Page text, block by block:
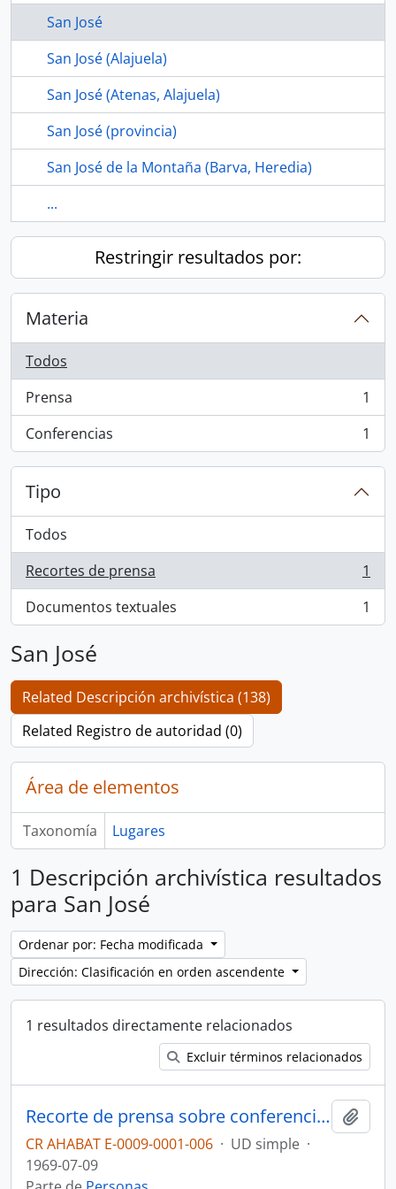
San José
San José (Alajuela)
San José (Atenas, Alajuela)
San José (provincia)
San José de la Montaña (Barva, Heredia)
...
Restringir resultados por:
Materia
Todos
Prensa
, 1 resultados
1
Conferencias
, 1 resultados 1
Tipo
Todos
Recortes de prensa
, 1 resultados
1
Documentos textuales
, 1 resultados 1
San José
Related Descripción archivística (138)
Related Registro de autoridad (0)
Área de elementos
Taxonomía Lugares
1 Descripción archivística resultados
para San José
Ordenar por: Fecha modificada
Dirección: Clasificación en orden ascendente
1 resultados directamente relacionados
Excluir términos relacionados
Recorte de prensa sobre conferencia de Antonio Troyo Calderón (1969)
CR AHABAT E-0009-0001-006 · UD simple ·
1969-07-09